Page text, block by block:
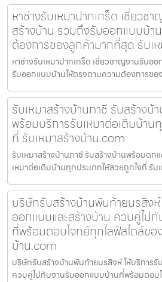
หาช่างรับเหมาปากเกร็ด เชี่ยวช
สร้างบ้าน รวมถึงรับออกแบบบ้า
ต้องการของลูกค้ามากที่สุด รับเ
หาช่างรับเหมาปากเกร็ด เชี่ยวชาญงานรับอ
รับออกแบบบ้านให้ตรงตามความต้องการข
รับเหมาสร้างบ้านภาชี รับสร้างบ้
พร้อมบริการรับเหมาต่อเติมบ้าน
ที่ รับเหมาสร้างบ้าน.com
รับเหมาสร้างบ้านภาชี รับสร้างบ้านพร้อมตก
เหมาต่อเติมบ้านทุกประเภทให้สวยถูกใจที่ รับ
บริษัทรับสร้างบ้านพันท้ายนรสิงห์
ออกแบบและสร้างบ้าน ควบคู่ไป
ที่พร้อมตอบโจทย์ทุกไลฟ์สไตล์ข
บ้าน.com
บริษัทรับสร้างบ้านพันท้ายนรสิงห์ ให้บริการรั
ควบคู่ไปกับงานรับออกแบบบ้านที่พร้อมตอบ